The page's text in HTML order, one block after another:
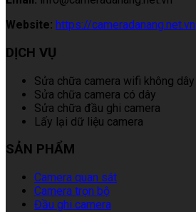
Website: https://cameradanang.net.vn
DỊCH VỤ
Sửa chữa camera wifi không dây
Sửa chữa camera có dây
Sửa chữa đầu ghi camera
Lấy lại dữ liệu camera
SẢN PHẨM
Camera quan sát
Camera trọn bộ
Đầu ghi camera